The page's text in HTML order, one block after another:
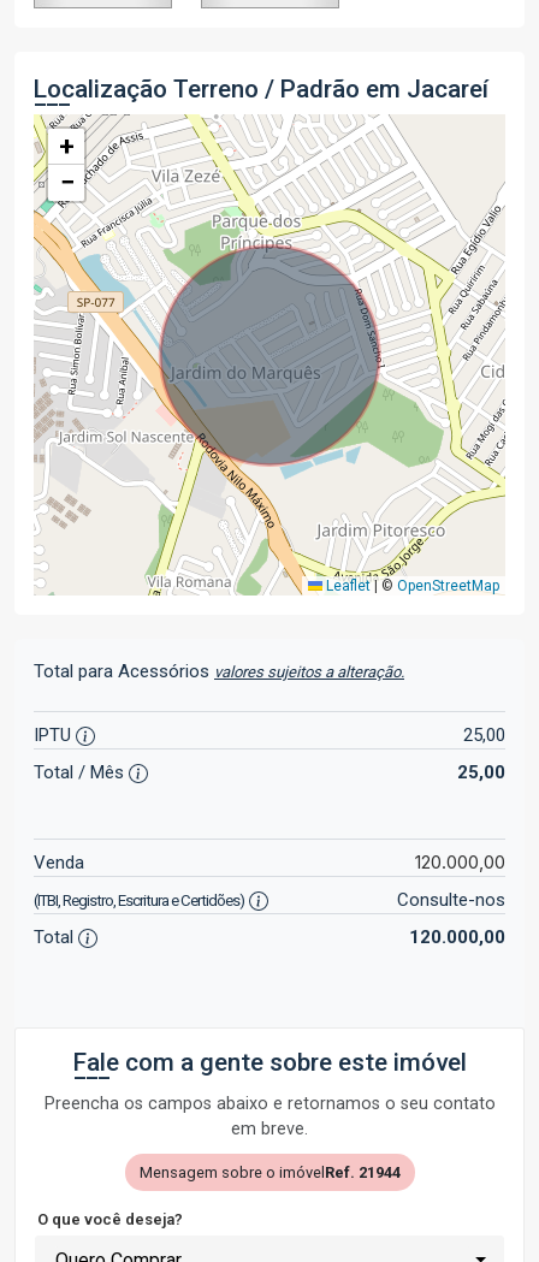
Localização Terreno / Padrão em Jacareí
+
−
Leaflet |© OpenStreetMap
Total para Acessórios valores sujeitos a alteração.
IPTU
25,00
Total / Mês
25,00
Venda 120.000,00
(ITBI, Registro, Escritura e Certidões)
Consulte-nos
Total
120.000,00
Fale com a gente sobre este imóvel
Preencha os campos abaixo e retornamos o seu contato
em breve.
Mensagem sobre o imóvel Ref. 21944
O que você deseja?